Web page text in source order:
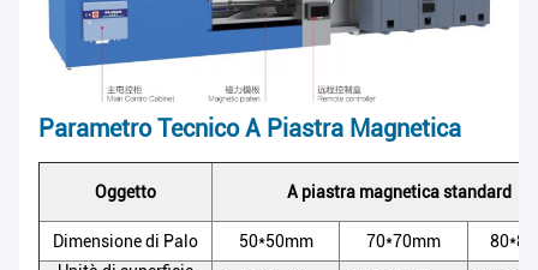
Parametro Tecnico A Piastra Magnetica
Oggetto A piastra magnetica standard
Dimensione di Palo 50*50mm 70*70mm